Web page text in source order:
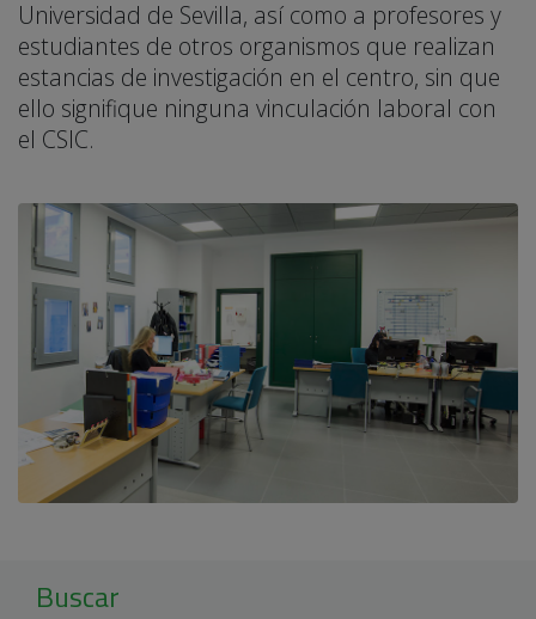
Universidad de Sevilla, así como a profesores y
estudiantes de otros organismos que realizan
estancias de investigación en el centro, sin que
ello signifique ninguna vinculación laboral con
el CSIC.
Buscar